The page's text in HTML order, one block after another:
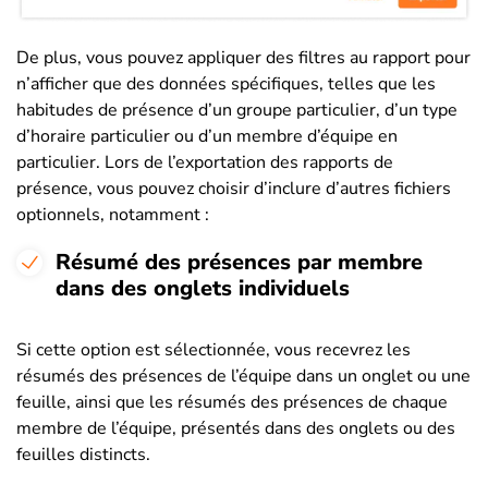
De plus, vous pouvez appliquer des filtres au rapport pour
n’afficher que des données spécifiques, telles que les
habitudes de présence d’un groupe particulier, d’un type
d’horaire particulier ou d’un membre d’équipe en
particulier. Lors de l’exportation des rapports de
présence, vous pouvez choisir d’inclure d’autres fichiers
optionnels, notamment :
Résumé des présences par membre
dans des onglets individuels
Si cette option est sélectionnée, vous recevrez les
résumés des présences de l’équipe dans un onglet ou une
feuille, ainsi que les résumés des présences de chaque
membre de l’équipe, présentés dans des onglets ou des
feuilles distincts.